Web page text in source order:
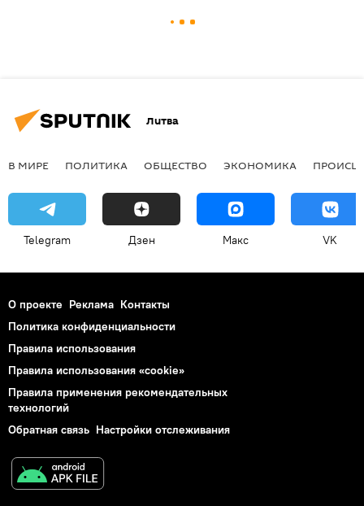
Литва
В МИРЕ ПОЛИТИКА ОБЩЕСТВО ЭКОНОМИКА
Telegram Дзен Макс VK
О проекте Реклама Контакты
Политика конфиденциальности
Правила использования
Правила использования «cookie»
Правила применения рекомендательных
технологий
Обратная связь Настройки отслеживания